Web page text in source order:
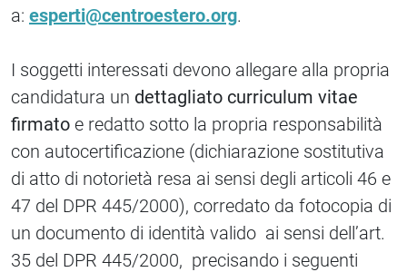
a: esperti@centroestero.org.
I soggetti interessati devono allegare alla propria
candidatura un dettagliato curriculum vitae
firmato e redatto sotto la propria responsabilità
con autocertificazione (dichiarazione sostitutiva
di atto di notorietà resa ai sensi degli articoli 46 e
47 del DPR 445/2000), corredato da fotocopia di
un documento di identità valido ai sensi dell’art.
35 del DPR 445/2000, precisando i seguenti